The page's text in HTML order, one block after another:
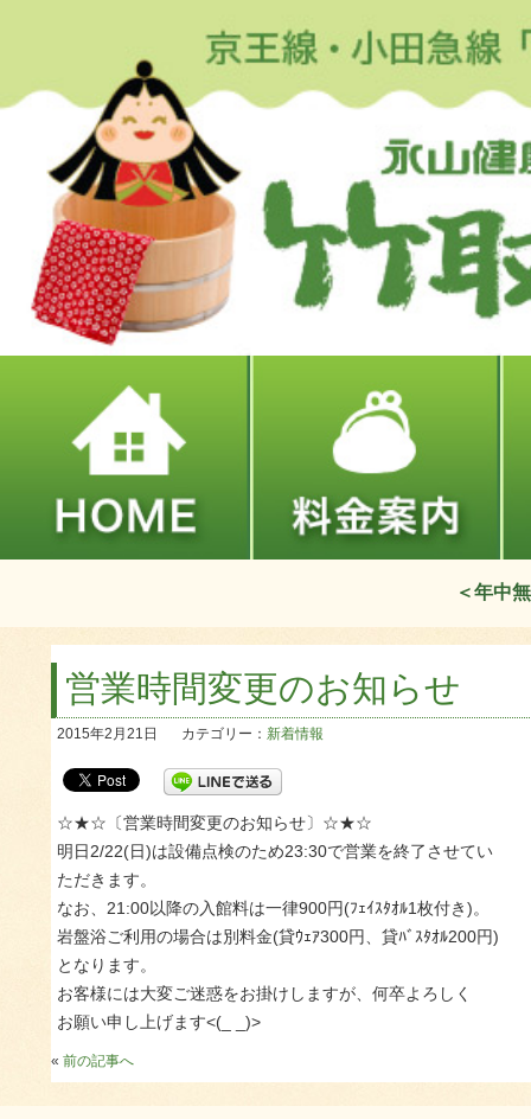
＜年中
営業時間変更のお知らせ
2015年2月21日 カテゴリー： 新着情報
☆★☆〔営業時間変更のお知らせ〕☆★☆
明日2/22(日)は設備点検のため23:30で営業を終了させてい
ただきます。
なお、21:00以降の入館料は一律900円(ﾌｪｲｽﾀｵﾙ1枚付き)。
岩盤浴ご利用の場合は別料金(貸ｳｪｱ300円、貸ﾊﾞｽﾀｵﾙ200円)
となります。
お客様には大変ご迷惑をお掛けしますが、何卒よろしく
お願い申し上げます<(_ _)>
« 前の記事へ